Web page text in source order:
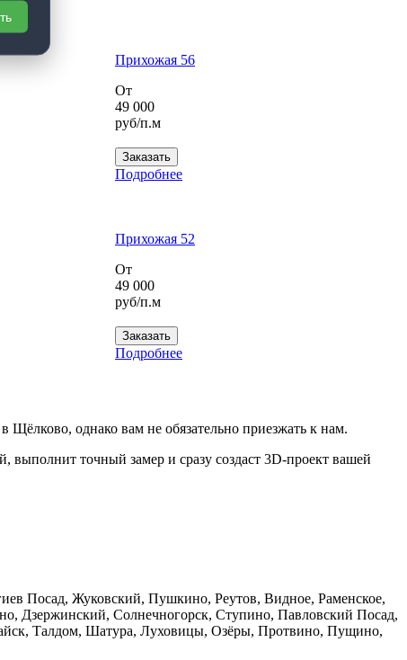
Прихожая 56
От
49 000
руб/п.м
Заказать
Подробнее
Прихожая 52
От
49 000
руб/п.м
Заказать
Подробнее
Щёлково, однако вам не обязательно приезжать к нам.
точный замер и сразу создаст 3D-проект вашей
Посад, Жуковский, Пушкино, Реутов, Видное, Раменское,
Дзержинский, Солнечногорск, Ступино, Павловский Посад,
Талдом, Шатура, Луховицы, Озёры, Протвино, Пущино,